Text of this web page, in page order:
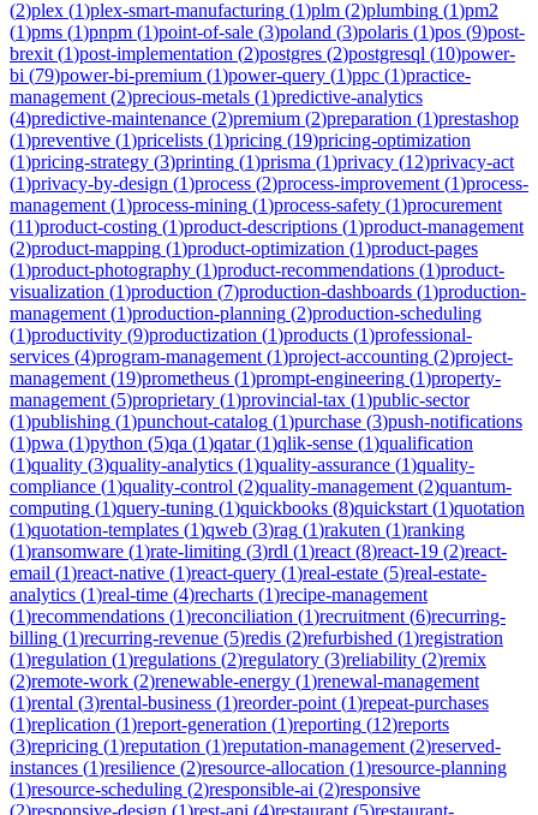
(2)plex (1)plex-smart-manufacturing (1)plm (2)plumbing (1)pm2
(1)pms (1)pnpm (1)point-of-sale (3)poland (3)polaris (1)pos (9)post-
brexit (1)post-implementation (2)postgres (2)postgresql (10)power-
bi (79)power-bi-premium (1)power-query (1)ppc (1)practice-
management (2)precious-metals (1)predictive-analytics
(4)predictive-maintenance (2)premium (2)preparation (1)prestashop
(1)preventive (1)pricelists (1)pricing (19)pricing-optimization
(1)pricing-strategy (3)printing (1)prisma (1)privacy (12)privacy-act
(1)privacy-by-design (1)process (2)process-improvement (1)process-
management (1)process-mining (1)process-safety (1)procurement
(11)product-costing (1)product-descriptions (1)product-management
(2)product-mapping (1)product-optimization (1)product-pages
(1)product-photography (1)product-recommendations (1)product-
visualization (1)production (7)production-dashboards (1)production-
management (1)production-planning (2)production-scheduling
(1)productivity (9)productization (1)products (1)professional-
services (4)program-management (1)project-accounting (2)project-
management (19)prometheus (1)prompt-engineering (1)property-
management (5)proprietary (1)provincial-tax (1)public-sector
(1)publishing (1)punchout-catalog (1)purchase (3)push-notifications
(1)pwa (1)python (5)qa (1)qatar(1)qlik-sense (1)qualification
(1)quality (3)quality-analytics (1)quality-assurance (1)quality-
compliance (1)quality-control (2)quality-management (2)quantum-
computing (1)query-tuning (1)quickbooks (8)quickstart (1)quotation
(1)quotation-templates (1)qweb (3)rag (1)rakuten (1)ranking
(1)ransomware (1)rate-limiting (3)rdl (1)react (8)react-19 (2)react-
email (1)react-native (1)react-query (1)real-estate (5)real-estate-
analytics (1)real-time (4)recharts (1)recipe-management
(1)recommendations (1)reconciliation (1)recruitment (6)recurring-
billing (1)recurring-revenue (5)redis (2)refurbished (1)registration
(1)regulation (1)regulations (2)regulatory (3)reliability (2)remix
(2)remote-work (2)renewable-energy (1)renewal-management
(1)rental (3)rental-business (1)reorder-point (1)repeat-purchases
(1)replication (1)report-generation (1)reporting (12)reports
(3)repricing (1)reputation (1)reputation-management (2)reserved-
instances (1)resilience (2)resource-allocation (1)resource-planning
(1)resource-scheduling (2)responsible-ai (2)responsive
(2)responsive-design (1)rest-api (4)restaurant (5)restaurant-